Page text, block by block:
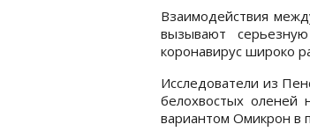
Взаимодействия
вызывают
коронавирус широко
Исследователи из
белохвостых
вариантом Омикрон в